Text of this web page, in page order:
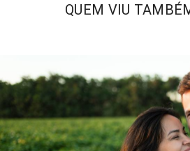
QUEM VIU